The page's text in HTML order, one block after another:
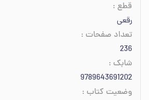
قطع :
رقعی
تعداد صفحات :
236
شابک :
9789643691202
وضعیت کتاب :